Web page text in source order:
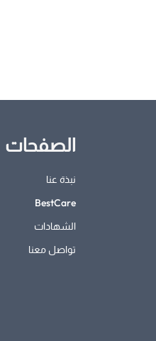
الصفحات
نبذة عنا
BestCare
الشهادات
تواصل معنا